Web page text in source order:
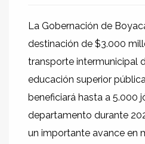
La Gobernación de
destinación de $3.000
transporte intermunicipal
educación superior
beneficiará hasta a 5.000
departamento durante
un importante avance en